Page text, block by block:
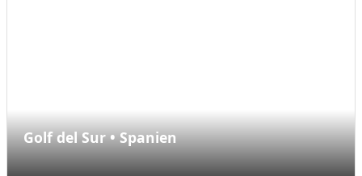
Golf del Sur • Spanien